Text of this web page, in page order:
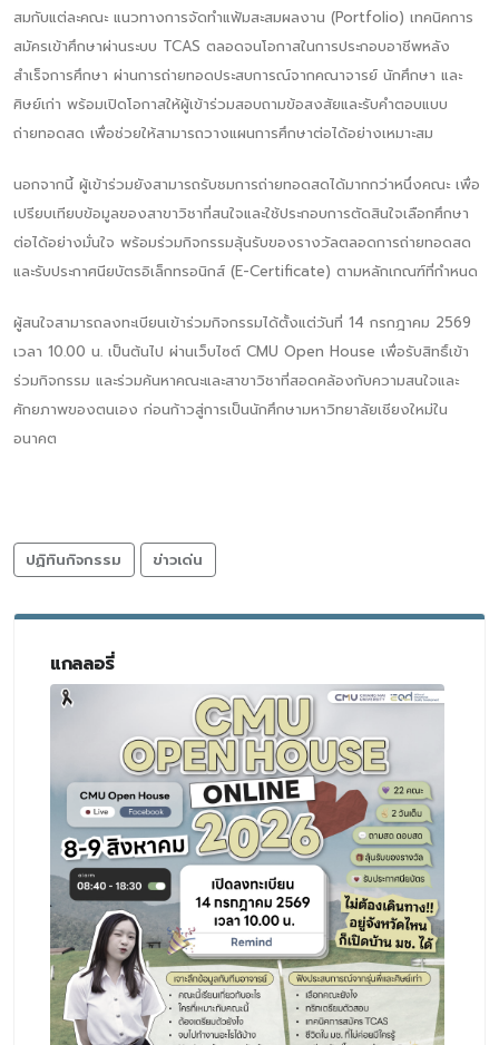
สมกับแต่ละคณะ แนวทางการจัดทำแฟ้มสะสมผลงาน (Portfolio) เทคนิคการ
สมัครเข้าศึกษาผ่านระบบ TCAS ตลอดจนโอกาสในการประกอบอาชีพหลัง
สำเร็จการศึกษา ผ่านการถ่ายทอดประสบการณ์จากคณาจารย์ นักศึกษา และ
ศิษย์เก่า พร้อมเปิดโอกาสให้ผู้เข้าร่วมสอบถามข้อสงสัยและรับคำตอบแบบ
ถ่ายทอดสด เพื่อช่วยให้สามารถวางแผนการศึกษาต่อได้อย่างเหมาะสม
นอกจากนี้ ผู้เข้าร่วมยังสามารถรับชมการถ่ายทอดสดได้มากกว่าหนึ่งคณะ เพื่อ
เปรียบเทียบข้อมูลของสาขาวิชาที่สนใจและใช้ประกอบการตัดสินใจเลือกศึกษา
ต่อได้อย่างมั่นใจ พร้อมร่วมกิจกรรมลุ้นรับของรางวัลตลอดการถ่ายทอดสด
และรับประกาศนียบัตรอิเล็กทรอนิกส์ (E-Certificate) ตามหลักเกณฑ์ที่กำหนด
ผู้สนใจสามารถลงทะเบียนเข้าร่วมกิจกรรมได้ตั้งแต่วันที่ 14 กรกฎาคม 2569
เวลา 10.00 น. เป็นต้นไป ผ่านเว็บไซต์ CMU Open House เพื่อรับสิทธิ์เข้า
ร่วมกิจกรรม และร่วมค้นหาคณะและสาขาวิชาที่สอดคล้องกับความสนใจและ
ศักยภาพของตนเอง ก่อนก้าวสู่การเป็นนักศึกษามหาวิทยาลัยเชียงใหม่ใน
อนาคต
ปฏิทินกิจกรรม ข่าวเด่น
แกลลอรี่